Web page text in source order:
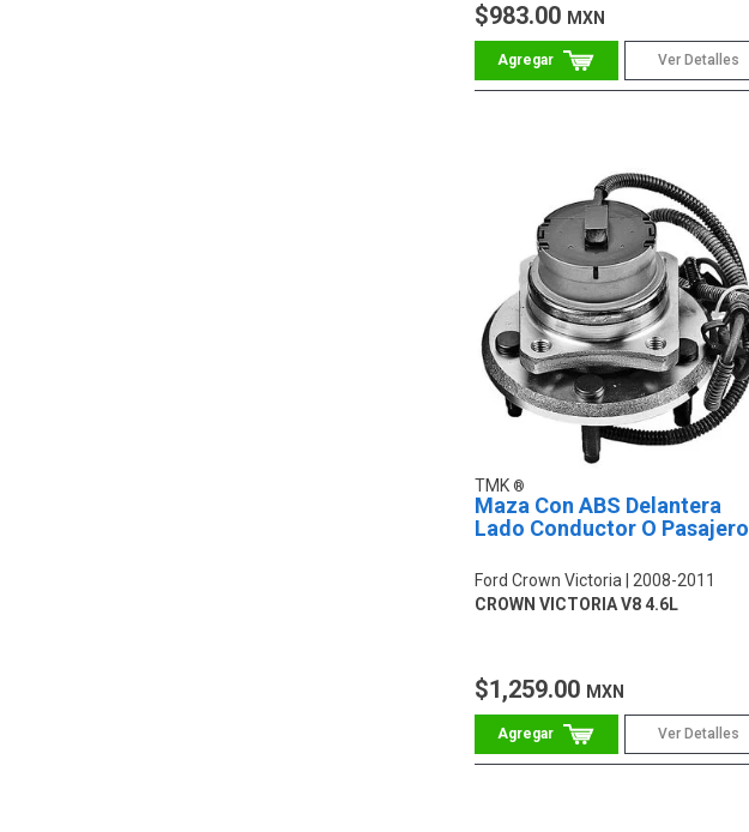
$983.00 MXN
Ver Detalles
TMK
Maza Con ABS Delantera
Lado Conductor O Pasajero
Ford Crown Victoria
2008-2011
CROWN VICTORIA V8 4.6L
$1,259.00 MXN
Ver Detalles